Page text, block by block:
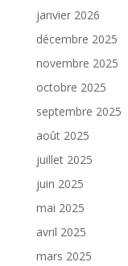
janvier 2026
décembre 2025
novembre 2025
octobre 2025
septembre 2025
août 2025
juillet 2025
juin 2025
mai 2025
avril 2025
mars 2025